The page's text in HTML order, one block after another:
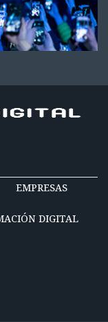
EMPRESAS
DIGITAL